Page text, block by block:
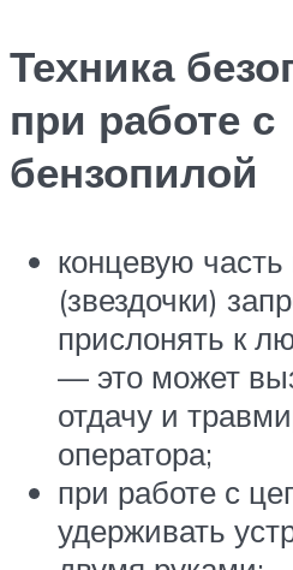
Техника
при работе с
бензопилой
концевую
(звездочки)
прислонять к
— это может
отдачу и
оператора;
при работе с
удерживать